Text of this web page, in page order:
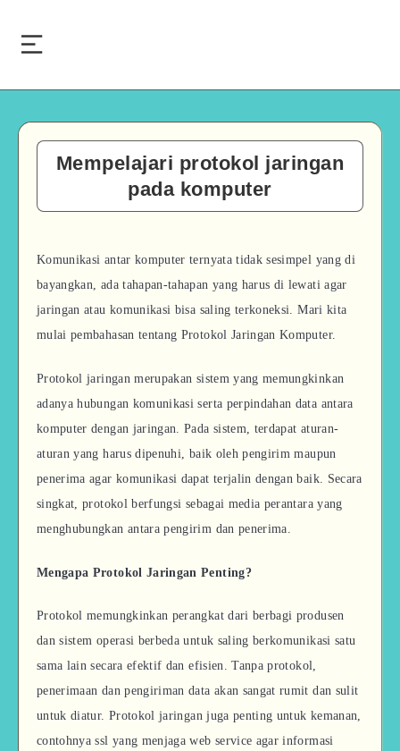
Mempelajari protokol jaringan
pada komputer
Komunikasi antar komputer ternyata tidak sesimpel yang di
bayangkan, ada tahapan-tahapan yang harus di lewati agar
jaringan atau komunikasi bisa saling terkoneksi. Mari kita
mulai pembahasan tentang Protokol Jaringan Komputer.
Protokol jaringan merupakan sistem yang memungkinkan
adanya hubungan komunikasi serta perpindahan data antara
komputer dengan jaringan. Pada sistem, terdapat aturan-
aturan yang harus dipenuhi, baik oleh pengirim maupun
penerima agar komunikasi dapat terjalin dengan baik. Secara
singkat, protokol berfungsi sebagai media perantara yang
menghubungkan antara pengirim dan penerima.
Mengapa Protokol Jaringan Penting?
Protokol memungkinkan perangkat dari berbagi produsen
dan sistem operasi berbeda untuk saling berkomunikasi satu
sama lain secara efektif dan efisien. Tanpa protokol,
penerimaan dan pengiriman data akan sangat rumit dan sulit
untuk diatur. Protokol jaringan juga penting untuk kemanan,
contohnya ssl yang menjaga web service agar informasi